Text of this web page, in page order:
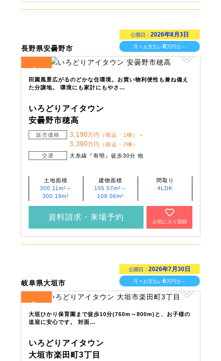
長野県安曇野市
公開日： 2026年8月3日
月々お支払い8万円台～
4
田園風景広がるのどかな住環境。お買い物利便性も兼ね備え
た分譲地。 環境にも家計にもやさ…
いろどりアイタウン
安曇野市穂高
販売価格 3,190万円（税込・1棟）～
3,390万円（税込・2棟）
交通
大糸線『有明』徒歩30分 他
土地面積
300.11m²～
300.19m²
建物面積
105.57m²～
108.06m²
間取り
4LDK
資料請求・来場予約
お気に入り登録
岐阜県大垣市
公開日：2026年7月30日
月々お支払い6万円台～
3
大垣ひかり保育園まで徒歩10分(760m～800m)と、お子様の
送迎に安心です。 対面…
いろどりアイタウン
大垣市楽田町3丁目